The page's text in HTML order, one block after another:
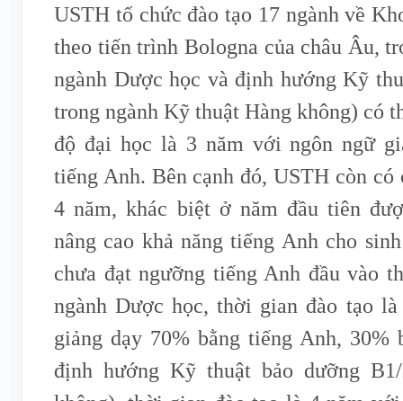
USTH tổ chức đào tạo 17 ngành về
theo tiến trình Bologna của châu Âu,
ngành Dược học và định hướng Kỹ
trong ngành Kỹ thuật Hàng không) có
độ đại học là 3 năm với ngôn ngữ
tiếng Anh. Bên cạnh đó, USTH còn
4 năm, khác biệt ở năm đầu tiên
nâng cao khả năng tiếng Anh cho
chưa đạt ngưỡng tiếng Anh đầu vào
ngành Dược học, thời gian đào tạo
giảng dạy 70% bằng tiếng Anh,
định hướng Kỹ thuật bảo dưỡng